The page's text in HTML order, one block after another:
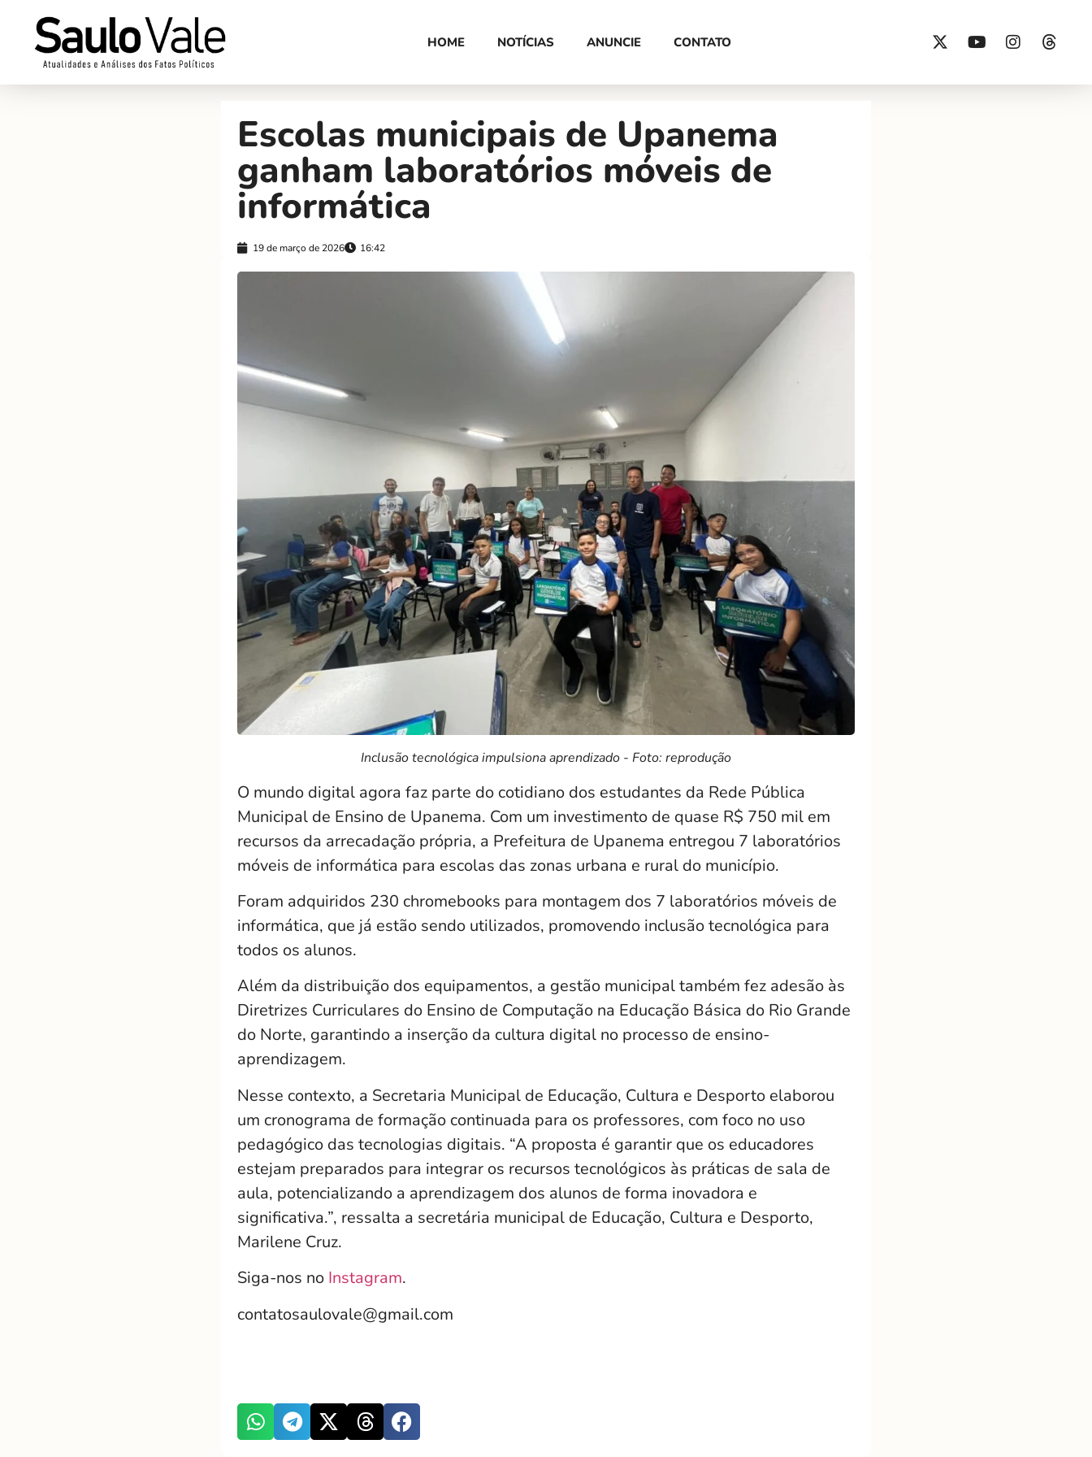
HOME NOTÍCIAS ANUNCIE CONTATO
Escolas municipais de Upanema
ganham laboratórios móveis de
informática
19 de março de 2026 16:42
Inclusão tecnológica impulsiona aprendizado - Foto: reprodução
O mundo digital agora faz parte do cotidiano dos estudantes da Rede Pública
Municipal de Ensino de Upanema. Com um investimento de quase R$ 750 mil em
recursos da arrecadação própria, a Prefeitura de Upanema entregou 7 laboratórios
móveis de informática para escolas das zonas urbana e rural do município.
Foram adquiridos 230 chromebooks para montagem dos 7 laboratórios móveis de
informática, que já estão sendo utilizados, promovendo inclusão tecnológica para
todos os alunos.
Além da distribuição dos equipamentos, a gestão municipal também fez adesão às
Diretrizes Curriculares do Ensino de Computação na Educação Básica do Rio Grande
do Norte, garantindo a inserção da cultura digital no processo de ensino-
aprendizagem.
Nesse contexto, a Secretaria Municipal de Educação, Cultura e Desporto elaborou
um cronograma de formação continuada para os professores, com foco no uso
pedagógico das tecnologias digitais. “A proposta é garantir que os educadores
estejam preparados para integrar os recursos tecnológicos às práticas de sala de
aula, potencializando a aprendizagem dos alunos de forma inovadora e
significativa.”, ressalta a secretária municipal de Educação, Cultura e Desporto,
Marilene Cruz.
Siga-nos no Instagram.
contatosaulovale@gmail.com